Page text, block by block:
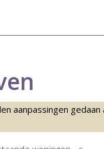
aanpassingen